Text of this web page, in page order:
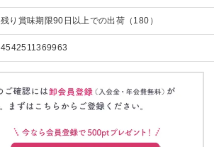
残り賞味期限90日以上での出荷（180）
4542511369963